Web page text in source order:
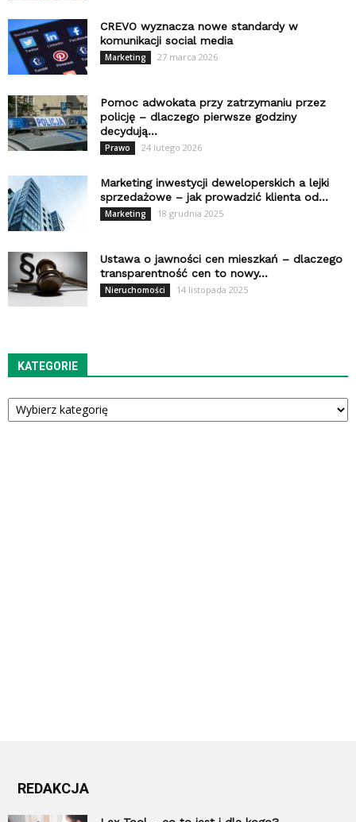
CREVO wyznacza nowe standardy w
komunikacji social media
Marketing 27 marca 2026
Pomoc adwokata przy zatrzymaniu przez
policję – dlaczego pierwsze godziny
decydują...
Prawo 24 lutego 2026
Marketing inwestycji deweloperskich a lejki
sprzedażowe – jak prowadzić klienta od...
Marketing 18 grudnia 2025
Ustawa o jawności cen mieszkań – dlaczego
transparentność cen to nowy...
Nieruchomości 14 listopada 2025
KATEGORIE
Kategorie
REDAKCJA